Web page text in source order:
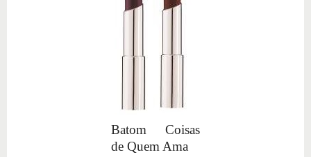
Batom Coisas
de Quem Ama